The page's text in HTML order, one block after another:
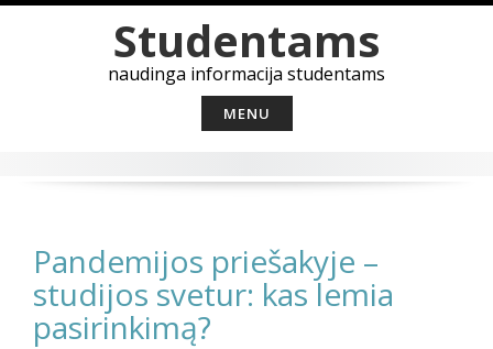
Studentams
naudinga informacija studentams
MENU
Pandemijos priešakyje –
studijos svetur: kas lemia
pasirinkimą?